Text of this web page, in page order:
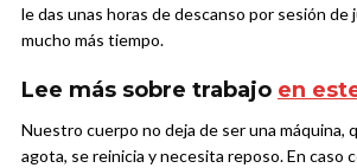
le das unas horas de descanso por sesión de
mucho más tiempo.
Lee más sobre trabajo en
Nuestro cuerpo no deja de ser una máquina,
agota, se reinicia y necesita reposo. En caso